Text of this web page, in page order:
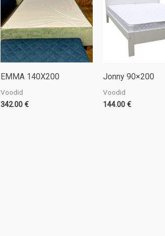
EMMA 140X200
Voodid
342.00 €
Jonny 90×200
Voodid
144.00 €